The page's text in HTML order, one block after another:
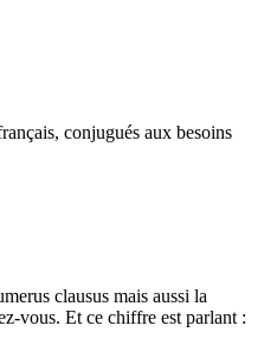
conjugués aux besoins
clausus mais aussi la
vous. Et ce chiffre est parlant :